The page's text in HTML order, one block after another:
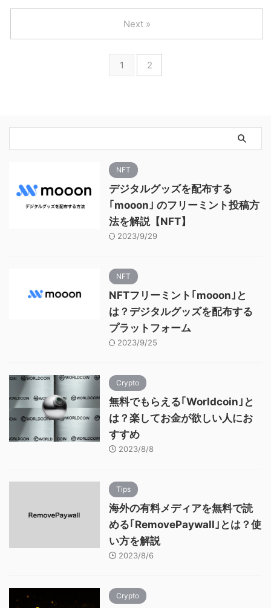
1 2
Next »
NFT
デジタルグッズを配布する
｢mooon｣ のフリーミント投稿方
法を解説【NFT】
2023/9/29
NFT
NFTフリーミント｢mooon｣と
は？デジタルグッズを配布する
プラットフォーム
2023/9/25
Crypto
無料でもらえる｢Worldcoin｣と
は？楽してお金が欲しい人にお
すすめ
2023/8/8
Tips
海外の有料メディアを無料で読
める｢RemovePaywall｣とは？使
い方を解説
2023/8/6
Crypto